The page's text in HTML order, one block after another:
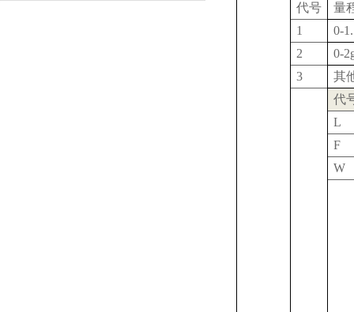
代号
量
1
0-
2
0-
3
其
代
L
F
W